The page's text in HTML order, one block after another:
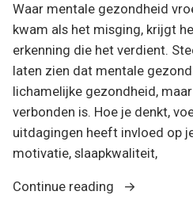
Waar mentale gezondheid
kwam als het misging, krijgt
erkenning die het verdient.
laten zien dat mentale
lichamelijke gezondheid,
verbonden is. Hoe je denkt,
uitdagingen heeft invloed op
motivatie, slaapkwaliteit,
Continue reading
“Mentale